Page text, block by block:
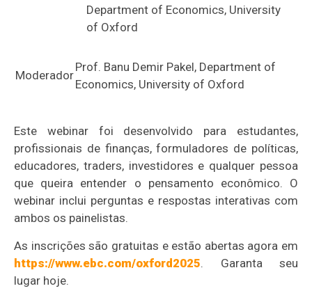
Department of Economics, University
of Oxford
Moderador
Prof. Banu Demir Pakel, Department of
Economics, University of Oxford
Este webinar foi desenvolvido para estudantes,
profissionais de finanças, formuladores de políticas,
educadores, traders, investidores e qualquer pessoa
que queira entender o pensamento econômico. O
webinar inclui perguntas e respostas interativas com
ambos os painelistas.
As inscrições são gratuitas e estão abertas agora em
https://www.ebc.com/oxford2025. Garanta seu
lugar hoje.